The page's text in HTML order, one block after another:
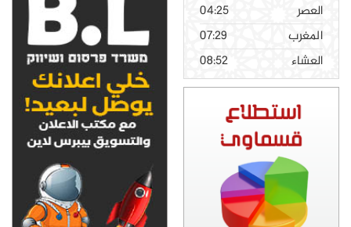
العصر
04:25
المغرب
07:29
العشاء
08:52